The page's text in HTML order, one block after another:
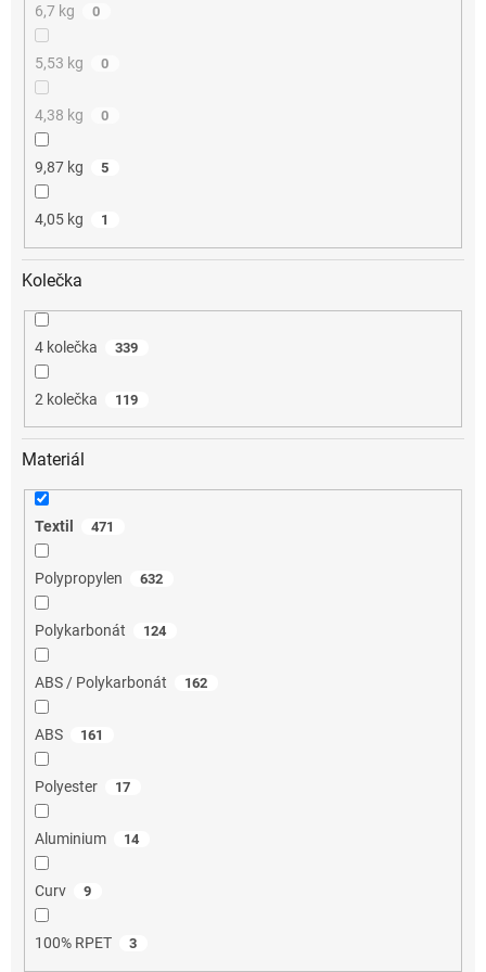
6,7 kg 0
5,53 kg 0
4,38 kg 0
9,87 kg 5
4,05 kg 1
Kolečka
4 kolečka 339
2 kolečka 119
Materiál
Textil 471
Polypropylen 632
Polykarbonát 124
ABS / Polykarbonát 162
ABS 161
Polyester 17
Aluminium 14
Curv 9
100% RPET 3